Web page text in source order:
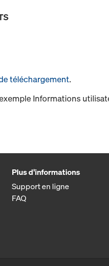
téléchargement.
Informations
Plus d'informations
Support en ligne
FAQ